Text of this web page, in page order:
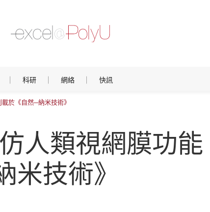
科研 網絡 快訊
於《自然─納米技術》
人類視網膜功能
技術》